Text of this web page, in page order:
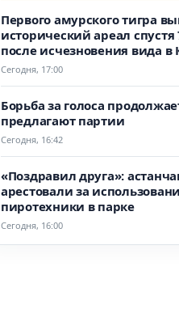
Первого амурского тигра
исторический ареал спустя
после исчезновения вида в
Сегодня, 17:00
Борьба за голоса
предлагают партии
Сегодня, 16:42
«Поздравил друга»:
арестовали за
пиротехники в парке
Сегодня, 16:00